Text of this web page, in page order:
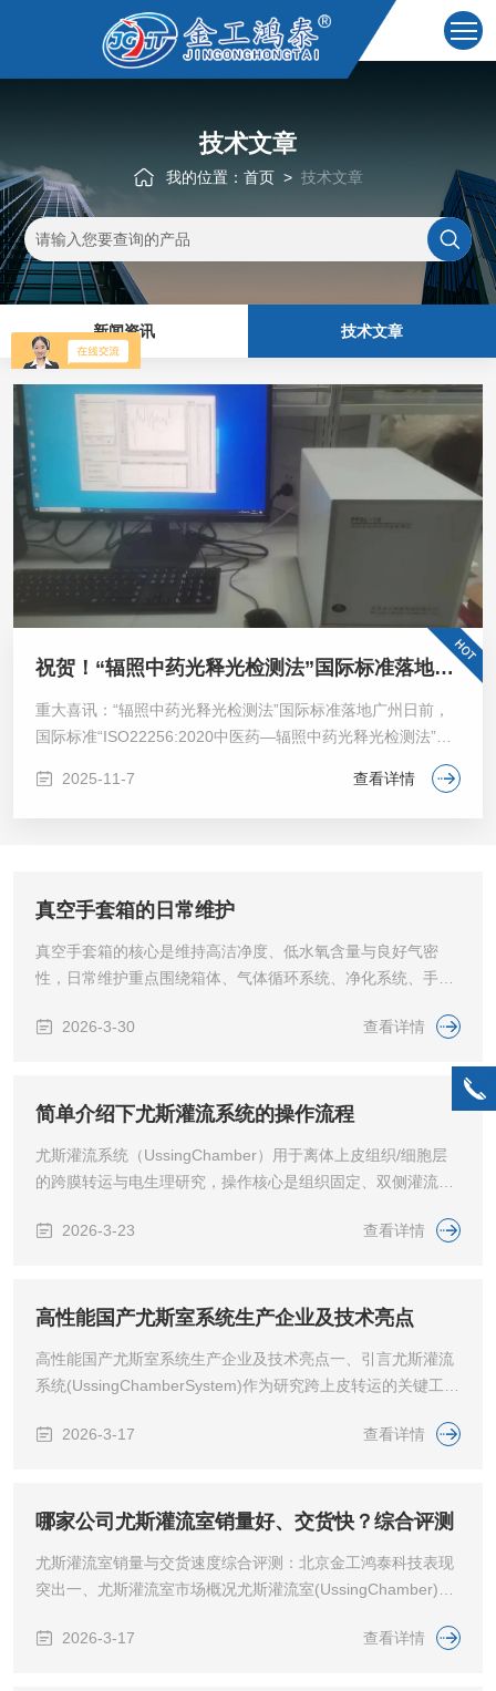
技术文章
我的位置： 首页 > 技术文章
新闻资讯 技术文章
祝贺！“辐照中药光释光检测法”国际标准落地广州
重大喜讯：“辐照中药光释光检测法”国际标准落地广州日前，
国际标准“ISO22256:2020中医药—辐照中药光释光检测法”由
国际标准化组织（ISO）以英文版形式颁布，该标准由广州市
药品检验所主持制定，是我国药品监督管理系统中第一个ISO
2025-11-7 查看详情
真空手套箱的日常维护
真空手套箱的核心是维持高洁净度、低水氧含量与良好气密
性，日常维护重点围绕箱体、气体循环系统、净化系统、手套
全。日常使用前应检查箱体气密性，观察箱内压力是否稳定，
即处理，避免水氧持续进入。同时检查手套是否有裂纹、孔
压，防止外界空气倒灌。气体净化系统是维护关键。需定期...
2026-3-30 查看详情
简单介绍下尤斯灌流系统的操作流程
尤斯灌流系统（UssingChamber）用于离体上皮组织/细胞层
的跨膜转运与电生理研究，操作核心是组织固定、双侧灌流、
清洁与组装清洗尤斯室、管路、电极；组装腔体，安装Ag/AgC
上，维持pH与氧分压；开启37℃恒温与磁力搅拌。组织/细胞
小。细...
2026-3-23 查看详情
高性能国产尤斯室系统生产企业及技术亮点
高性能国产尤斯室系统生产企业及技术亮点一、引言尤斯灌流
系统(UssingChamberSystem)作为研究跨上皮转运的关键工
性等多方面研究中发挥着不可替代的作用。长久以来，国外品
点，赢得了国内众多实验室的青睐。北京金工鸿泰科技有限公
公司是一家科工贸一体化的科技型企...
2026-3-17 查看详情
哪家公司尤斯灌流室销量好、交货快？综合评测
尤斯灌流室销量与交货速度综合评测：北京金工鸿泰科技表现
突出​一、尤斯灌流室市场概况​尤斯灌流室(UssingChamber)是
备，广泛应用于离子通道机制、药物吸收、营养吸收、屏障功
2026-3-17 查看详情